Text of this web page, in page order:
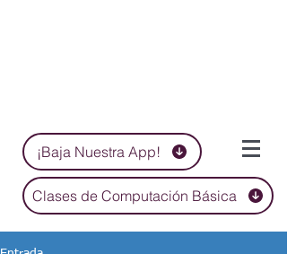
¡Baja Nuestra App!
Clases de Computación Básica